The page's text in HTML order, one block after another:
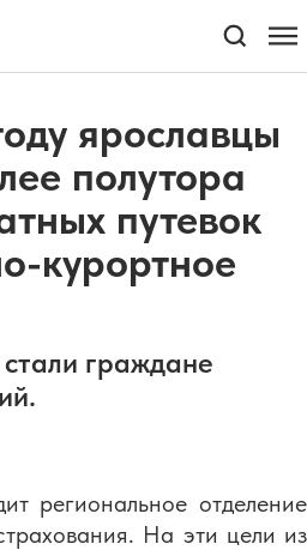
ярославцы
полутора
путевок
курортное
граждане
региональное отделение
На эти цели из